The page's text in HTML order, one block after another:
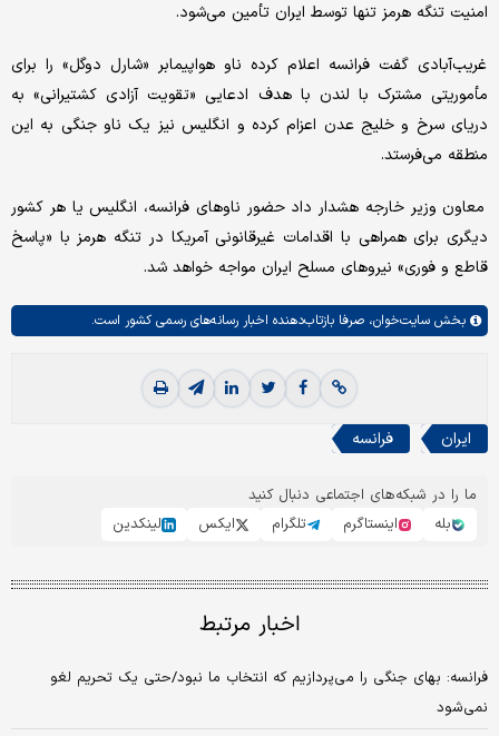
امنیت تنگه هرمز تنها توسط ایران تأمین می‌شود.
غریب‌آبادی گفت فرانسه اعلام کرده ناو هواپیمابر «شارل دوگل» را برای
مأموریتی مشترک با لندن با هدف ادعایی «تقویت آزادی کشتیرانی» به
دریای سرخ و خلیج عدن اعزام کرده و انگلیس نیز یک ناو جنگی به این
منطقه می‌فرستد.
معاون وزیر خارجه هشدار داد حضور ناوهای فرانسه، انگلیس یا هر کشور
دیگری برای همراهی با اقدامات غیرقانونی آمریکا در تنگه هرمز با «پاسخ
قاطع و فوری» نیروهای مسلح ایران مواجه خواهد شد.
بخش سایت‌خوان، صرفا بازتاب‌دهنده اخبار رسانه‌های رسمی کشور است.
ایران فرانسه
ما را در شبکه‌های اجتماعی دنبال کنید
بله
اینستاگرم تلگرام ایکس لینکدین
اخبار مرتبط
فرانسه: بهای جنگی را می‌پردازیم که انتخاب ما نبود/حتی یک تحریم لغو
نمی‌شود